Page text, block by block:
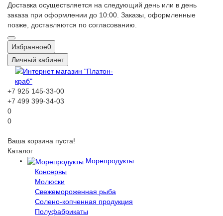
Доставка осуществляется на следующий день или в день
заказа при оформлении до 10:00. Заказы, оформленные
позже, доставляются по согласованию.
Избранное0
Личный кабинет
+7 925 145-33-00
+7 499 399-34-03
0
0
Ваша корзина пуста!
Каталог
Морепродукты
Консервы
Молюски
Свежемороженная рыба
Солено-копченная продукция
Полуфабрикаты